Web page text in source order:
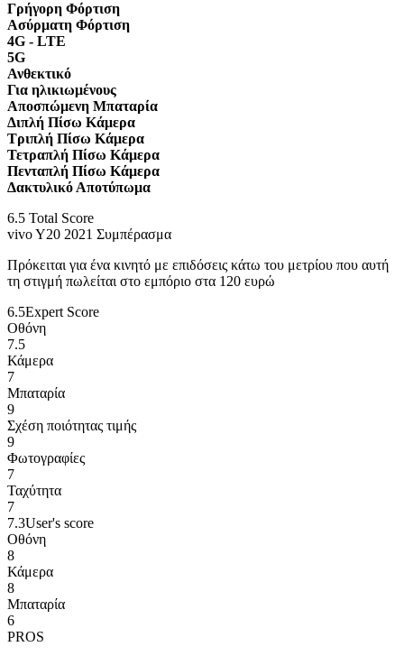
Γρήγορη Φόρτιση
Ασύρματη Φόρτιση
4G - LTE
5G
Ανθεκτικό
Για ηλικιωμένους
Αποσπώμενη Μπαταρία
Διπλή Πίσω Κάμερα
Τριπλή Πίσω Κάμερα
Τετραπλή Πίσω Κάμερα
Πενταπλή Πίσω Κάμερα
Δακτυλικό Αποτύπωμα
6.5 Total Score
vivo Y20 2021 Συμπέρασμα
Πρόκειται για ένα κινητό με επιδόσεις κάτω του μετρίου που αυτή
τη στιγμή πωλείται στο εμπόριο στα 120 ευρώ
6.5Expert Score
Οθόνη
7.5
Κάμερα
7
Μπαταρία
9
Σχέση ποιότητας τιμής
9
Φωτογραφίες
7
Ταχύτητα
7
7.3User's score
Οθόνη
8
Κάμερα
8
Μπαταρία
6
PROS